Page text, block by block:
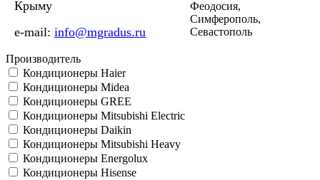
Крыму
e-mail: info@mgradus.ru
Феодосия,
Симферополь,
Севастополь
Производитель
Кондиционеры Haier
Кондиционеры Midea
Кондиционеры GREE
Кондиционеры Mitsubishi Electric
Кондиционеры Daikin
Кондиционеры Mitsubishi Heavy
Кондиционеры Energolux
Кондиционеры Hisense